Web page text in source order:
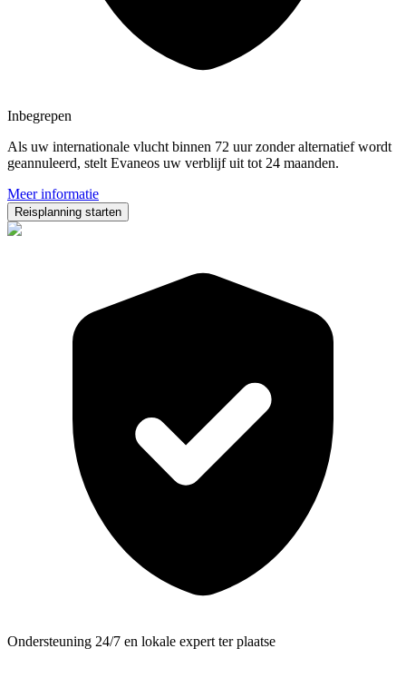
Inbegrepen
Als uw internationale vlucht binnen 72 uur zonder alternatief wordt
geannuleerd, stelt Evaneos uw verblijf uit tot 24 maanden.
Meer informatie
Reisplanning starten
Ondersteuning 24/7 en lokale expert ter plaatse